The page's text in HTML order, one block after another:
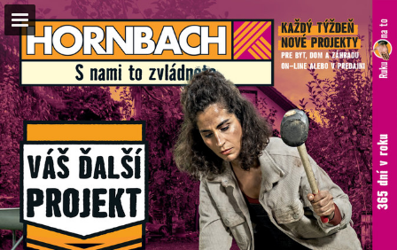
hornbach.sk
Náhľad stránky
Celá obrazovka
Stiahnuť PDF
Vyhľadávať